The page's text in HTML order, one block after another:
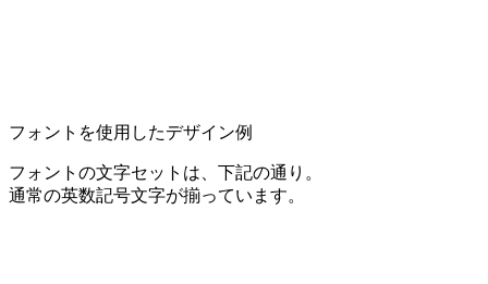
フォントを使用したデザイン例
フォントの文字セットは、下記の通り。
通常の英数記号文字が揃っています。